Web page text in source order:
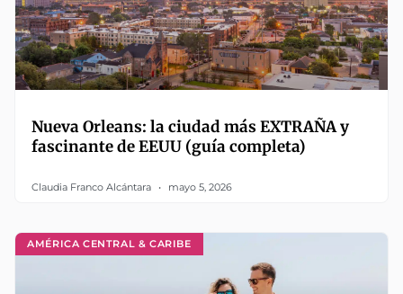
Nueva Orleans: la ciudad más EXTRAÑA y
fascinante de EEUU (guía completa)
Claudia Franco Alcántara mayo 5, 2026
AMÉRICA CENTRAL & CARIBE